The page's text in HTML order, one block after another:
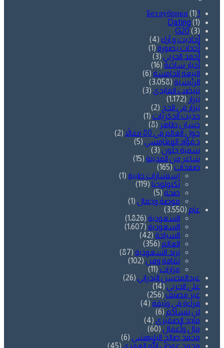
! Без рубрики
(1)
Dating (1)
G20 (3)
أحاديث و آراء (4)
أحداث بصورة (1)
أحمد الحربي (3)
أخبار ساخنة (16)
البيعة الخامسة (6)
الرئيسية (3٬058)
تنيضب الفايدي (3)
تيزار (1٬172)
تيزار في الحج (2)
حديث الذكريات (1)
حسان طاهر (8)
حول العالم في 80 مقالاً
(2)
د.فؤاد المغامسي (5)
سمية جلّون (3)
شاعر من المدينة (15)
صفحات (165)
إستشارات طبية (1)
تكنولوجيا (119)
صحة (5)
موضة وجمال (1)
عام (3٬550)
السعودية (1٬826)
السعودية (1٬607)
السياحة (42)
العالم (356)
ترند السعودية (87)
ثقافة وفن (102)
مزارات (11)
عبدالمحسن البدراني (26)
علي الحربي (14)
غير مصنف (256)
قراءة في وثيقة (4)
لن ننساكم (6)
ماجد الصقيري (4)
مال وأعمال (60)
محمد صالح البليهشي (6)
محمد عوض الله العمري (45)